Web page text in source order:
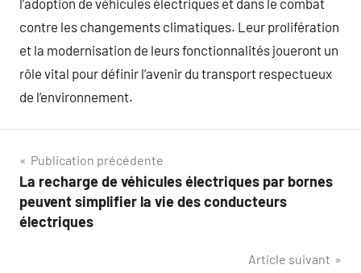
contre les changements climatiques. Leur prolifération
et la modernisation de leurs fonctionnalités joueront un
rôle vital pour définir l’avenir du transport respectueux
de l’environnement.
Navigation
de
l’article
Publication précédente
La recharge de véhicules électriques par bornes
peuvent simplifier la vie des conducteurs
électriques
Article suivant